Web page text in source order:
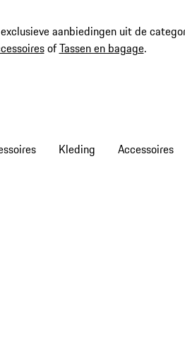
aanbiedingen uit de
ofTassen en bagage.
Kleding Accessoires